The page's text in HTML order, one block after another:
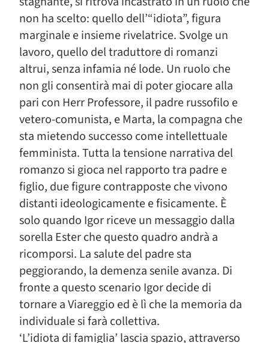
non ha scelto: quello dell’“idiota”, figura
marginale e insieme rivelatrice. Svolge un
lavoro, quello del traduttore di romanzi
altrui, senza infamia né lode. Un ruolo che
non gli consentirà mai di poter giocare alla
pari con Herr Professore, il padre russofilo e
vetero-comunista, e Marta, la compagna che
sta mietendo successo come intellettuale
femminista. Tutta la tensione narrativa del
romanzo si gioca nel rapporto tra padre e
figlio, due figure contrapposte che vivono
distanti ideologicamente e fisicamente. È
solo quando Igor riceve un messaggio dalla
sorella Ester che questo quadro andrà a
ricomporsi. La salute del padre sta
peggiorando, la demenza senile avanza. Di
fronte a questo scenario Igor decide di
tornare a Viareggio ed è lì che la memoria da
individuale si farà collettiva.
‘L’idiota di famiglia’ lascia spazio, attraverso